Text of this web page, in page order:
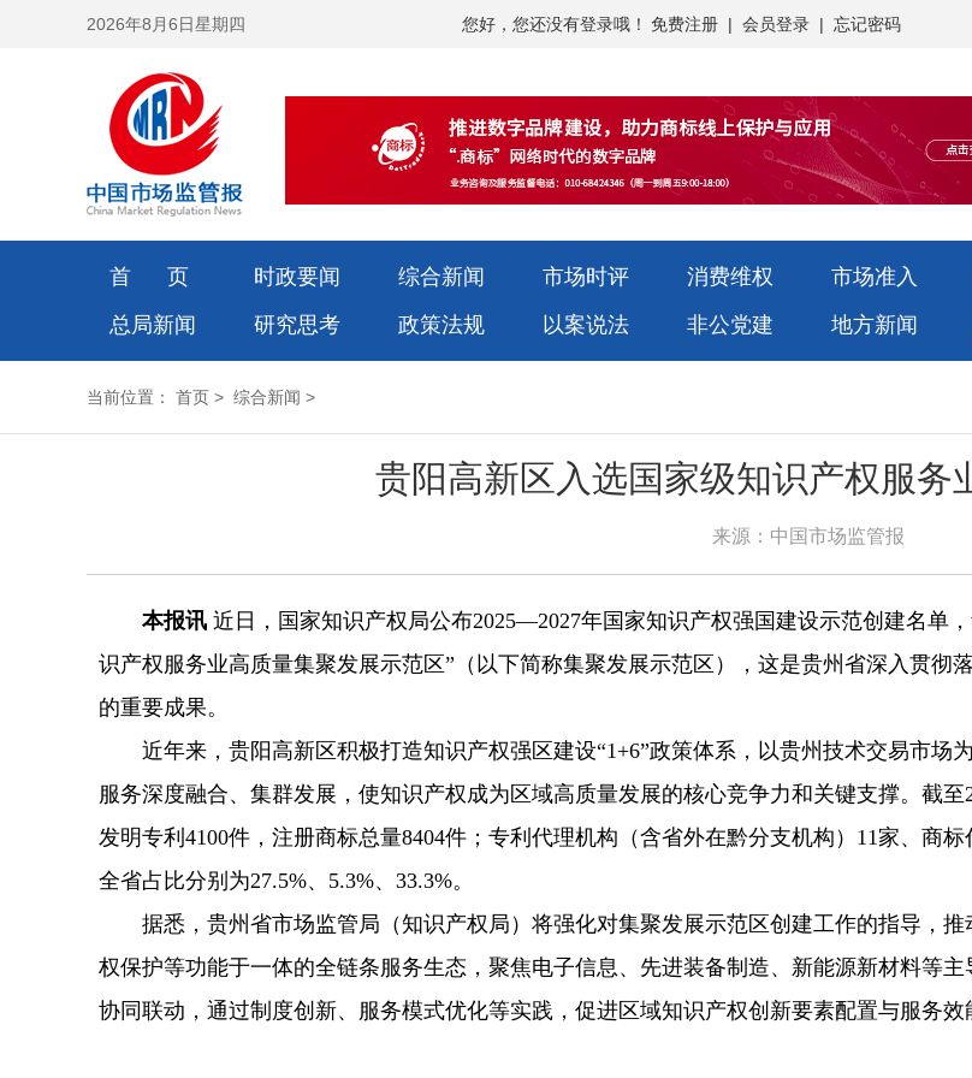
2026年8月6日星期四 您好，您还没有登录哦！ 免费注册 | 会员登录 | 忘记密码
首 页 时政要闻 综合新闻 市场时评 消费维权 市场准入
总局新闻
研究思考 政策法规 以案说法 非公党建 地方新闻
当前位置： 首页 > 综合新闻 >
贵阳高新区入选国家级知识产权服务
来源：中国市场监管报
本报讯 近日，国家知识产权局公布2025—2027年国家知识产权强国建设示范创建名单
识产权服务业高质量集聚发展示范区”（以下简称集聚发展示范区），这是贵州省深入贯彻
的重要成果。
近年来，贵阳高新区积极打造知识产权强区建设“1+6”政策体系，以贵州技术交易市场
服务深度融合、集群发展，使知识产权成为区域高质量发展的核心竞争力和关键支撑。截
发明专利4100件，注册商标总量8404件；专利代理机构（含省外在黔分支机构）11家、商
全省占比分别为27.5%、5.3%、33.3%。
据悉，贵州省市场监管局（知识产权局）将强化对集聚发展示范区创建工作的指导，推
权保护等功能于一体的全链条服务生态，聚焦电子信息、先进装备制造、新能源新材料等
协同联动，通过制度创新、服务模式优化等实践，促进区域知识产权创新要素配置与服务效